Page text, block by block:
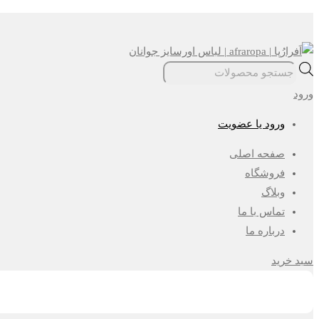
to
content
جستجوی
ورود
ورود یا عضویت
صفحه اصلی
فروشگاه
وبلاگ
تماس با ما
درباره ما
سبد خرید